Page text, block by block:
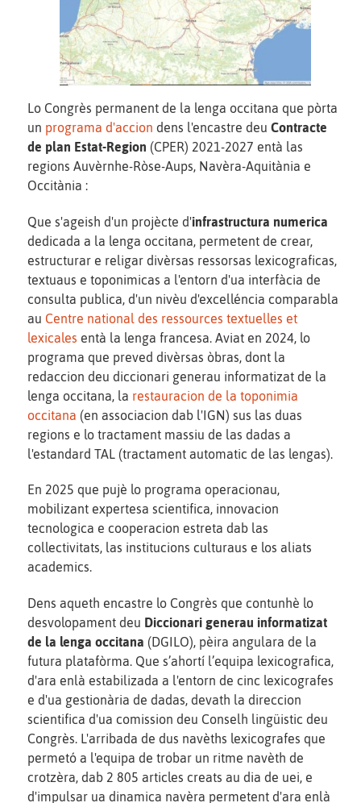
Lo Congrès permanent de la lenga occitana que pòrta
un programa d'accion dens l'encastre deu Contracte
de plan Estat-Region (CPER) 2021-2027 entà las
regions Auvèrnhe-Ròse-Aups, Navèra-Aquitània e
Occitània :
Que s'ageish d'un projècte d'infrastructura numerica
dedicada a la lenga occitana, permetent de crear,
estructurar e religar divèrsas ressorsas lexicograficas,
textuaus e toponimicas a l'entorn d'ua interfàcia de
consulta publica, d'un nivèu d'excelléncia comparabla
au Centre national des ressources textuelles et
lexicales entà la lenga francesa. Aviat en 2024, lo
programa que preved divèrsas òbras, dont la
redaccion deu diccionari generau informatizat de la
lenga occitana, la restauracion de la toponimia
occitana (en associacion dab l'IGN) sus las duas
regions e lo tractament massiu de las dadas a
l'estandard TAL (tractament automatic de las lengas).
En 2025 que pujè lo programa operacionau,
mobilizant expertesa scientifica, innovacion
tecnologica e cooperacion estreta dab las
collectivitats, las institucions culturaus e los aliats
academics.
Dens aqueth encastre lo Congrès que contunhè lo
desvolopament deu Diccionari generau informatizat
de la lenga occitana (DGILO), pèira angulara de la
futura platafòrma. Que s’ahortí l’equipa lexicografica,
d'ara enlà estabilizada a l'entorn de cinc lexicografes
e d'ua gestionària de dadas, devath la direccion
scientifica d'ua comission deu Conselh lingüistic deu
Congrès. L'arribada de dus navèths lexicografes que
permetó a l'equipa de trobar un ritme navèth de
crotzèra, dab 2 805 articles creats au dia de uei, e
d'impulsar ua dinamica navèra permetent d'ara enlà